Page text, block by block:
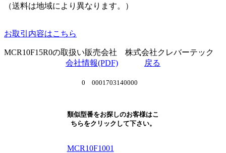
（送料は地域により異なります。）
お取引内容はこちら
MCR10F15R0の取扱い販売会社 株式会社クレバーテック
会社情報(PDF)
戻る
0 0001703140000
類似型番をお探しのお客様はこ
ちらをクリックして下さい。
MCR10F1001